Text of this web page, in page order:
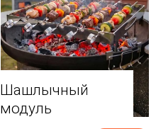
Шашлычный
модуль